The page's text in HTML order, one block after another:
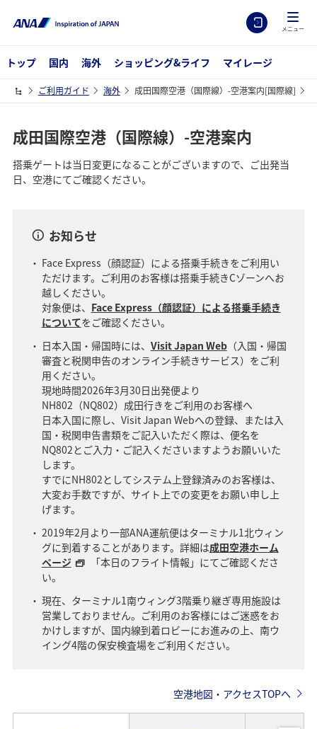
メニュー
トップ 国内 海外 ショッピング&ライフ マイレージ
ご利用ガイド 海外 成田国際空港（国際線）-空港案内[国際線]
成田国際空港（国際線）-空港案内
搭乗ゲートは当日変更になることがございますので、ご出発当
日、空港にてご確認ください。
お知らせ
Face Express（顔認証）による搭乗手続きをご利用い
ただけます。ご利用のお客様は搭乗手続きCゾーンへお
越しください。
対象便は、 Face Express（顔認証）による搭乗手続き
についてをご確認ください。
日本入国・帰国時には、 Visit Japan Web（入国・帰国
審査と税関申告のオンライン手続きサービス）をご利
用ください。
現地時間2026年3月30日出発便より
NH802（NQ802）成田行きをご利用のお客様へ
日本入国に際し、Visit Japan Webへの登録、または入
国・税関申告書類をご記入いただく際は、便名を
NQ802とご入力・ご記入くださいますようお願いいた
します。
すでにNH802としてシステム上登録済みのお客様は、
大変お手数ですが、サイト上での変更をお願い申し上
げます。
2019年2月より一部ANA運航便はターミナル1北ウィン
グに到着することがあります。詳細は成田空港ホーム
ページ
「本日のフライト情報」にてご確認くださ
い。
現在、ターミナル1南ウィング3階乗り継ぎ専用施設は
営業しておりません。ご利用のお客様にはご迷惑をお
かけしますが、国内線到着ロビーにお進みの上、南ウ
イング4階の保安検査場をご利用ください。
空港地図・アクセスTOPへ